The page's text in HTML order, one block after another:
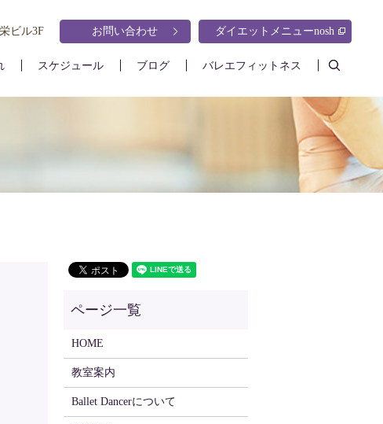
スケジュール ブログ バレエフィットネス search
ビル3F お問い合わせ ダイエットメニューnosh
HOME
教室案内
Ballet Dancerについて